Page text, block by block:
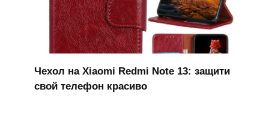
Чехол на Xiaomi Redmi Note 13: защити
свой телефон красиво